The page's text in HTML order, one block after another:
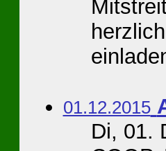
01.12.2015
Di, 01.